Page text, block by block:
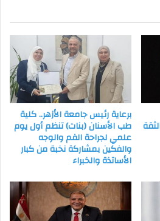
برعاية رئيس جامعة الأزهر.. كلية
طب الأسنان (بنات) تنظم أول يوم
علمي لجراحة الفم والوجه
والفكين بمشاركة نخبة من كبار
الأساتذة والخبراء